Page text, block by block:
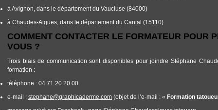
àAvignon, dans le département du Vaucluse (84000)
à Chaudes-Aigues, dans le département du Cantal (15110)
COMMENT CONTACTER LE FORMATEUR POUR
VOUS ?
Trois biais de communication sont disponibles pour joindre Stéphane
formation :
téléphone : 04.71.20.20.00
e-mail : stephane@graphicaderme.com (objet de l’e-mail : « Formation